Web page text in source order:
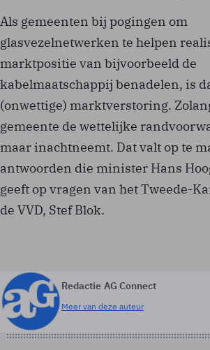
Als gemeenten bij pogingen om
glasvezelnetwerken te helpen
marktpositie van bijvoorbeeld de
kabelmaatschappij benadelen, is
(onwettige) marktverstoring.
gemeente de wettelijke
maar inachtneemt. Dat valt op te
antwoorden die minister Hans
geeft op vragen van het Tweede-
de VVD, Stef Blok.
Redactie AG Connect
Meer van deze auteur